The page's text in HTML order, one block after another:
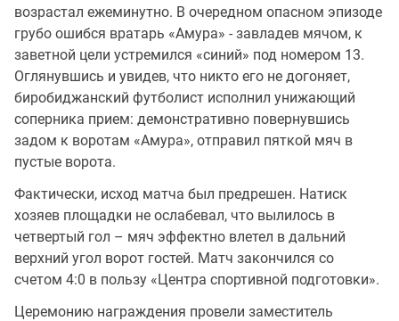
возрастал ежеминутно. В очередном опасном эпизоде
грубо ошибся вратарь «Амура» - завладев мячом, к
заветной цели устремился «синий» под номером 13.
Оглянувшись и увидев, что никто его не догоняет,
биробиджанский футболист исполнил унижающий
соперника прием: демонстративно повернувшись
задом к воротам «Амура», отправил пяткой мяч в
пустые ворота.
Фактически, исход матча был предрешен. Натиск
хозяев площадки не ослабевал, что вылилось в
четвертый гол – мяч эффектно влетел в дальний
верхний угол ворот гостей. Матч закончился со
счетом 4:0 в пользу «Центра спортивной подготовки».
Церемонию награждения провели заместитель